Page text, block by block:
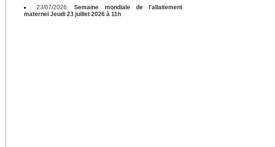
23/07/2026:Semaine mondiale de l'allaitement
maternel Jeudi 23 juillet 2026 à 11h